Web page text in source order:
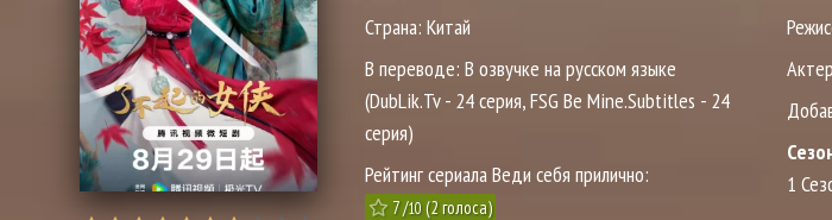
Страна: Китай
В переводе: В озвучке на русском языке
(DubLik.Tv - 24 серия, FSG Be Mine.Subtitles - 24
серия)
Рейтинг сериала Веди себя прилично:
7/10(2голоса)
1